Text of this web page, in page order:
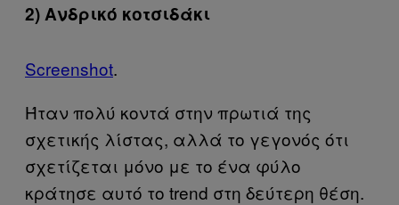
2) Aνδρικό κοτσιδάκι
Screenshot.
Ήταν πολύ κοντά στην πρωτιά της
σχετικής λίστας, αλλά το γεγονός ότι
σχετίζεται μόνο με το ένα φύλο
κράτησε αυτό το trend στη δεύτερη θέση.